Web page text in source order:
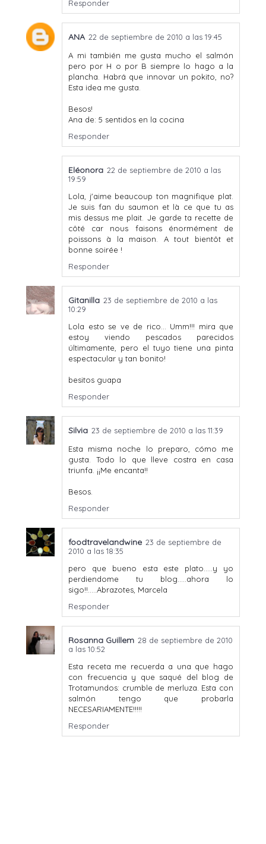
Responder
ANA 22 de septiembre de 2010 a las 19:45
A mi también me gusta mucho el salmón
pero por H o por B siempre lo hago a la
plancha. Habrá que innovar un pokito, no?
Esta idea me gusta.
Besos!
Ana de: 5 sentidos en la cocina
Responder
Eléonora 22 de septiembre de 2010 a las
19:59
Lola, j'aime beaucoup ton magnifique plat.
Je suis fan du saumon et là ce que tu as
mis dessus me plait. Je garde ta recette de
côté car nous faisons énormément de
poissons à la maison. A tout bientôt et
bonne soirée !
Responder
Gitanilla 23 de septiembre de 2010 a las
10:29
Lola esto se ve de rico... Umm!!! mira que
estoy viendo pescados parecidos
últimamente, pero el tuyo tiene una pinta
espectacular y tan bonito!
besitos guapa
Responder
Silvia 23 de septiembre de 2010 a las 11:39
Esta misma noche lo preparo, cómo me
gusta. Todo lo que lleve costra en casa
triunfa. ¡¡Me encanta!!
Besos.
Responder
foodtravelandwine 23 de septiembre de
2010 a las 18:35
pero que bueno esta este plato.....y yo
perdiendome tu blog.....ahora lo
sigo!!.....Abrazotes, Marcela
Responder
Rosanna Guillem 28 de septiembre de 2010
a las 10:52
Esta receta me recuerda a una que hago
con frecuencia y que saqué del blog de
Trotamundos: crumble de merluza. Esta con
salmón tengo que probarla
NECESARIAMENTE!!!!!
Responder